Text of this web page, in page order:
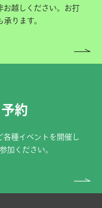
お越しください。お打
ります。
約
各種イベントを開催し
加ください。